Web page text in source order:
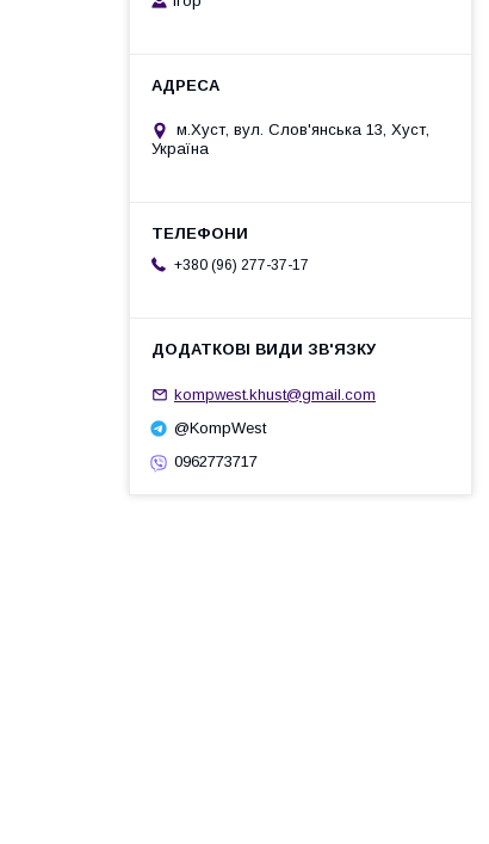
м.Хуст, вул. Слов'янська 13, Хуст,
Україна
+380 (96) 277-37-17
kompwest.khust@gmail.com
@KompWest
0962773717